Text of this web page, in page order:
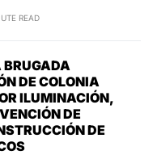
READ
DE COLONIA
ILUMINACIÓN,
DE
DE